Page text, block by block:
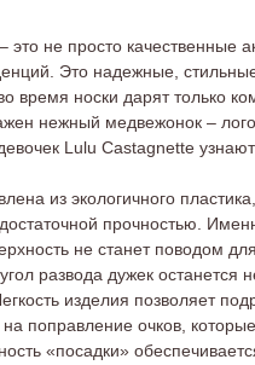
не просто качественные
Это надежные,
время носки дарят только
нежный медвежонок –
Lulu Castagnette
из экологичного
прочностью.
не станет поводом
развода дужек останется
изделия позволяет
поправление очков,
«посадки»